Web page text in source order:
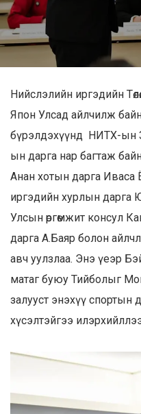
Нийслэлийн иргэдийн
Япон Улсад айлчилж
бүрэлдэхүүнд НИТХ-ын
ын дарга нар багтаж
Анан хотын дарга
иргэдийн хурлын дарга
Улсын өргөмжит консул
дарга А.Баяр болон
авч уулзлаа. Энэ үеэр
матаг буюу Тийболыг
залууст энэхүү спортын
хүсэлтэйгээ